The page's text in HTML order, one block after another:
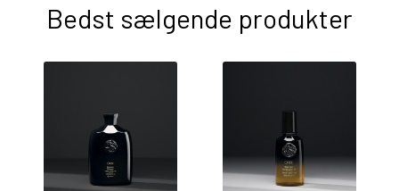
Bedst sælgende produkter